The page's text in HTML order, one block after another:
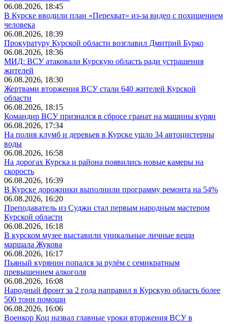
06.08.2026, 18:45
В Курске вводили план «Перехват» из-за видео с похищением
человека
06.08.2026, 18:39
Прокуратуру Курской области возглавил Дмитрий Бурко
06.08.2026, 18:36
МИД: ВСУ атаковали Курскую область ради устрашения
жителей
06.08.2026, 18:30
Жертвами вторжения ВСУ стали 640 жителей Курской
области
06.08.2026, 18:15
Командир ВСУ признался в сбросе гранат на машины курян
06.08.2026, 17:34
На полив клумб и деревьев в Курске ушло 34 автоцистерны
воды
06.08.2026, 16:58
На дорогах Курска и района появились новые камеры на
скорость
06.08.2026, 16:39
В Курске дорожники выполнили программу ремонта на 54%
06.08.2026, 16:20
Преподаватель из Суджи стал первым народным мастером
Курской области
06.08.2026, 16:18
В курском музее выставили уникальные личные вещи
маршала Жукова
06.08.2026, 16:17
Пьяный курянин попался за рулём с семикратным
превышением алкоголя
06.08.2026, 16:08
Народный фронт за 2 года направил в Курскую область более
500 тонн помощи
06.08.2026, 16:06
Военкор Коц назвал главные уроки вторжения ВСУ в